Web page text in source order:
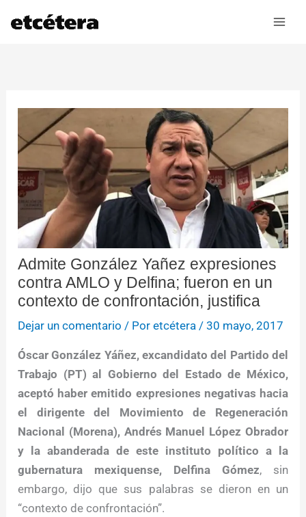
Admite González Yañez expresiones
contra AMLO y Delfina; fueron en un
contexto de confrontación, justifica
Dejar un comentario / Poretcétera /30 mayo, 2017
Óscar González Yáñez, excandidato del Partido del
Trabajo (PT) al Gobierno del Estado de México,
aceptó haber emitido expresiones negativas hacia
el dirigente del Movimiento de Regeneración
Nacional (Morena), Andrés Manuel López Obrador
y la abanderada de este instituto político a la
gubernatura mexiquense, Delfina Gómez, sin
embargo, dijo que sus palabras se dieron en un
“contexto de confrontación”.